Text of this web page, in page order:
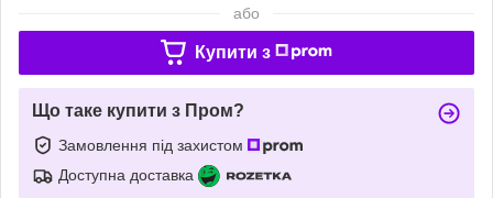
або
Купити з
Що таке купити з Пром?
Замовлення під захистом
Доступна доставка